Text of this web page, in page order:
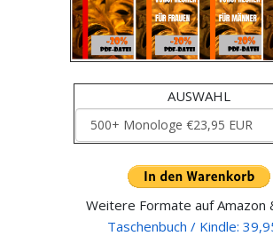
AUSWAHL
Weitere Formate auf Amazon
Taschenbuch / Kindle: